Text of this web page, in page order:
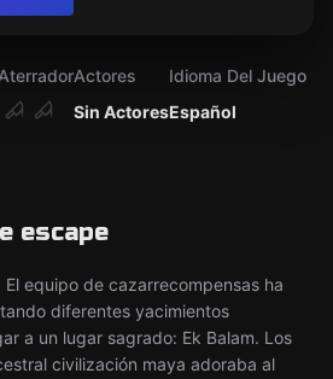
Sin Actores
Actores
Español
Idioma Del Juego
escape
equipo de cazarrecompensas ha
diferentes yacimientos
a un lugar sagrado: Ek Balam. Los
civilización maya adoraba al